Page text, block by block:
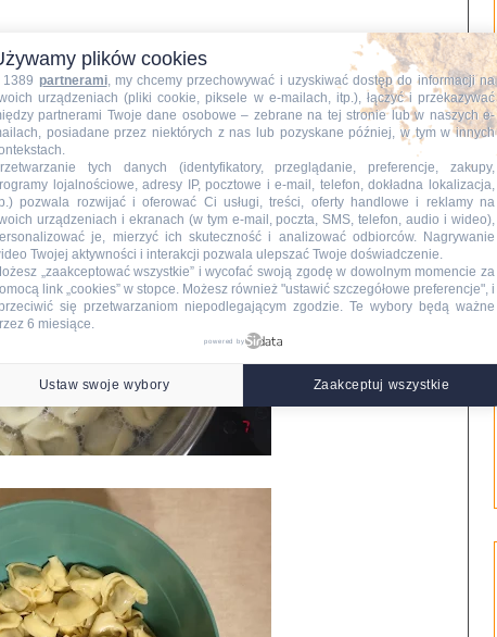
gotuję w osolonej wodzie, po
przekładam do miski.
plików cookies
1389 partnerami, my chcemy przechowywać i uzyskiwać dostęp do informacji na
urządzeniach (pliki cookie, piksele w e-mailach, itp.), łączyć i przekazywać
partnerami Twoje dane osobowe – zebrane na tej stronie lub w naszych e-
posiadane przez niektórych z nas lub pozyskane później, w tym w innych
tych danych (identyfikatory, przeglądanie, preferencje, zakupy,
lojalnościowe, adresy IP, pocztowe i e-mail, telefon, dokładna lokalizacja,
pozwala rozwijać i oferować Ci usługi, treści, oferty handlowe i reklamy na
urządzeniach i ekranach (w tym e-mail, poczta, SMS, telefon, audio i wideo),
je, mierzyć ich skuteczność i analizować odbiorców. Nagrywanie
Twojej aktywności i interakcji pozwala ulepszać Twoje doświadczenie.
„zaakceptować wszystkie” i wycofać swoją zgodę w dowolnym momencie za
link „cookies” w stopce. Możesz również "ustawić szczegółowe preferencje", i
się przetwarzaniom niepodlegającym zgodzie. Te wybory będą ważne
6 miesiące.
powered by
Ustaw swoje wybory Zaakceptuj wszystkie